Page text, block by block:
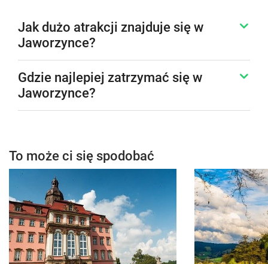
Jak dużo atrakcji znajduje się w
Jaworzynce?
Gdzie najlepiej zatrzymać się w
Jaworzynce?
To może ci się spodobać